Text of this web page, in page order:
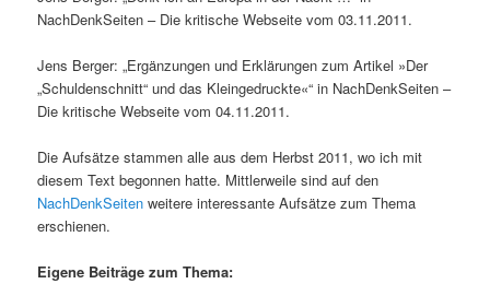
NachDenkSeiten – Die kritische Webseite vom 03.11.2011.
Jens Berger: „Ergänzungen und Erklärungen zum Artikel »Der
„Schuldenschnitt“ und das Kleingedruckte«“ in NachDenkSeiten –
Die kritische Webseite vom 04.11.2011.
Die Aufsätze stammen alle aus dem Herbst 2011, wo ich mit
diesem Text begonnen hatte. Mittlerweile sind auf den
NachDenkSeiten weitere interessante Aufsätze zum Thema
erschienen.
Eigene Beiträge zum Thema: